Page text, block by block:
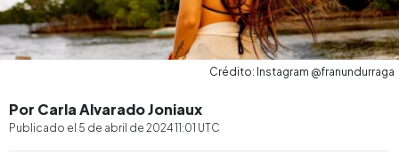
Crédito: Instagram @franundurraga
Por Carla Alvarado Joniaux
Publicado el 5 de abril de 2024 11:01 UTC